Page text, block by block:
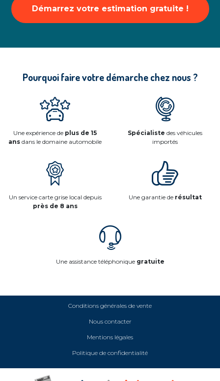
Démarrez votre estimation gratuite !
Pourquoi faire votre démarche chez nous ?
Une expérience de plus de 15
ans dans le domaine automobile
Spécialiste des véhicules
importés
Un service carte grise local depuis
près de 8 ans
Une garantie de résultat
Une assistance téléphonique gratuite
Conditions générales de vente
Nous contacter
Mentions légales
Politique de confidentialité